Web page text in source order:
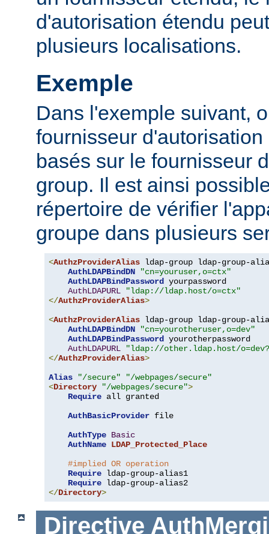
d'autorisation étendu
plusieurs localisations.
Exemple
Dans l'exemple suivant,
fournisseur
basés sur le fournisseur
group. Il est ainsi
répertoire de vérifier
groupe dans plusieurs
<AuthzProviderAlias ldap-group ldap-group-
AuthLDAPBindDN
"cn=youruser,o=ctx"
AuthLDAPBindPassword yourpassword
AuthLDAPURL
"ldap://ldap.host/o=ctx"
</AuthzProviderAlias>
<AuthzProviderAlias ldap-group ldap-group-
AuthLDAPBindDN
"cn=yourotheruser,o=dev"
AuthLDAPBindPassword yourotherpassword
AuthLDAPURL
"ldap://other.ldap.host/
</AuthzProviderAlias>
Alias
"/secure"
"/webpages/secure"
<Directory "/webpages/secure">
Require all granted
AuthBasicProvider file
AuthType Basic
AuthName LDAP_Protected_Place
#implied OR operation
Require ldap-group-alias1
Require
</Directory>
Directive